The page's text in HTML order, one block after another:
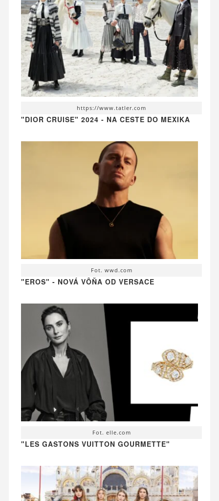
https://www.tatler.com
"DIOR CRUISE" 2024 - NA CESTE DO MEXIKA
Fot. wwd.com
"EROS" - NOVÁ VÔŇA OD VERSACE
Fot. elle.com
"LES GASTONS VUITTON GOURMETTE"